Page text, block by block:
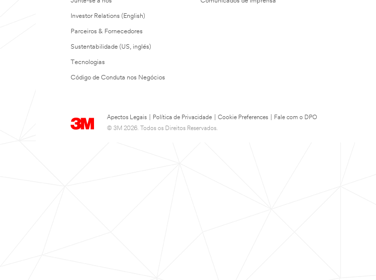
Investor Relations (English)
Parceiros & Fornecedores
Sustentabilidade (US, inglés)
Tecnologias
Código de Conduta nos Negócios
Apectos Legais Política de Privacidade Cookie Preferences
Fale com o DPO
© 3M 2026. Todos os Direitos Reservados.